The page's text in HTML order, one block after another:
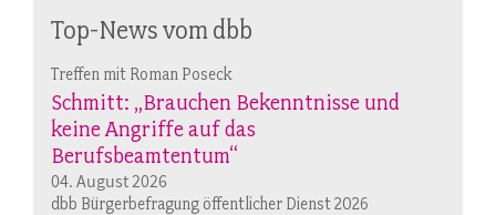
Top-News vom dbb
Treffen mit Roman Poseck
Schmitt: „Brauchen Bekenntnisse und
keine Angriffe auf das
Berufsbeamtentum“
04. August 2026
dbb Bürgerbefragung öffentlicher Dienst 2026